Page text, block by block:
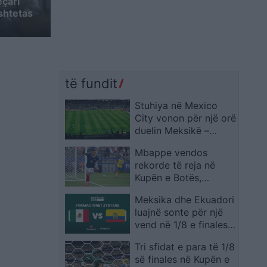
të fundit
Stuhiya në Mexico
City vonon për një orë
duelin Meksikë –
Mbappe vendos
rekorde të reja në
Kupën e Botës,
emra legjendarë
Meksika dhe Ekuadori
luajnë sonte për një
vend në 1/8 e finales,
formacionet zyrtare
Tri sfidat e para të 1/8
së finales në Kupën e